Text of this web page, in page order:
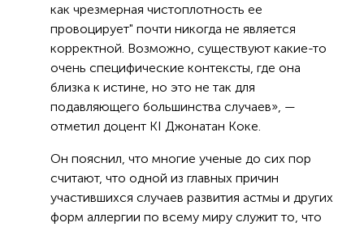
как чрезмерная чистоплотность ее
провоцирует" почти никогда не является
корректной. Возможно, существуют какие-то
очень специфические контексты, где она
близка к истине, но это не так для
подавляющего большинства случаев», —
отметил доцент KI Джонатан Коке.
Он пояснил, что многие ученые до сих пор
считают, что одной из главных причин
участившихся случаев развития астмы и других
форм аллергии по всему миру служит то, что